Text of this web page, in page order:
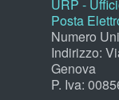
URP -
Posta
Numero
Indirizzo:
Genova
P. Iva: